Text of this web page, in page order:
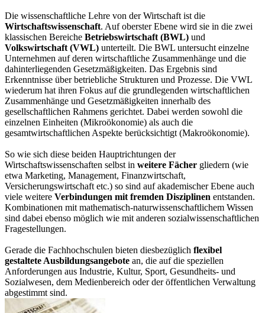
Die wissenschaftliche Lehre von der Wirtschaft ist die
Wirtschaftswissenschaft. Auf oberster Ebene wird sie in die zwei
klassischen Bereiche Betriebswirtschaft (BWL) und
Volkswirtschaft (VWL) unterteilt. Die BWL untersucht einzelne
Unternehmen auf deren wirtschaftliche Zusammenhänge und die
dahinterliegenden Gesetzmäßigkeiten. Das Ergebnis sind
Erkenntnisse über betriebliche Strukturen und Prozesse. Die VWL
wiederum hat ihren Fokus auf die grundlegenden wirtschaftlichen
Zusammenhänge und Gesetzmäßigkeiten innerhalb des
gesellschaftlichen Rahmens gerichtet. Dabei werden sowohl die
einzelnen Einheiten (Mikroökonomie) als auch die
gesamtwirtschaftlichen Aspekte berücksichtigt (Makroökonomie).
So wie sich diese beiden Hauptrichtungen der
Wirtschaftswissenschaften selbst in weitere Fächer gliedern (wie
etwa Marketing, Management, Finanzwirtschaft,
Versicherungswirtschaft etc.) so sind auf akademischer Ebene auch
viele weitere Verbindungen mit fremden Disziplinen entstanden.
Kombinationen mit mathematisch-naturwissenschaftlichem Wissen
sind dabei ebenso möglich wie mit anderen sozialwissenschaftlichen
Fragestellungen.
Gerade die Fachhochschulen bieten diesbezüglich flexibel
gestaltete Ausbildungsangebote an, die auf die speziellen
Anforderungen aus Industrie, Kultur, Sport, Gesundheits- und
Sozialwesen, dem Medienbereich oder der öffentlichen Verwaltung
abgestimmt sind.